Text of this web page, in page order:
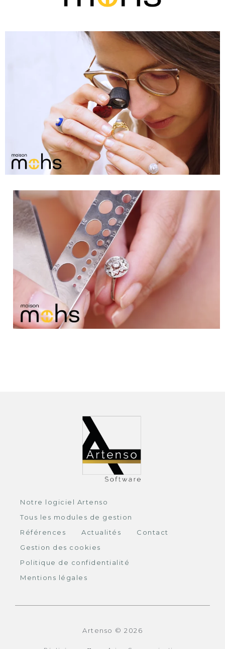
Notre logiciel Artenso
Tous les modules de gestion
Références
Actualités
Contact
Gestion des cookies
Politique de confidentialité
Mentions légales
Artenso © 2026